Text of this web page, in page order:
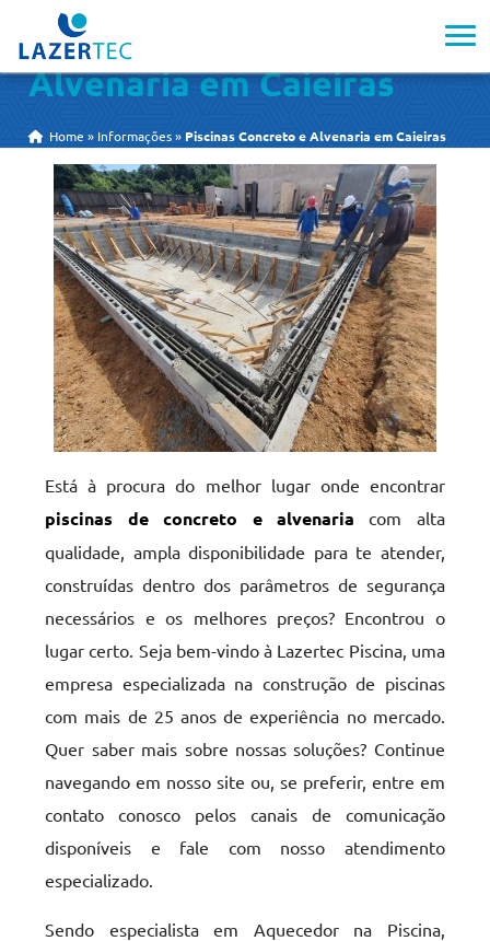
Piscinas Concreto e
Alvenaria em Caieiras
Home » Informações » Piscinas Concreto e Alvenaria em Caieiras
Está à procura do melhor lugar onde encontrar
piscinas de concreto e alvenaria com alta
qualidade, ampla disponibilidade para te atender,
construídas dentro dos parâmetros de segurança
necessários e os melhores preços? Encontrou o
lugar certo. Seja bem-vindo à Lazertec Piscina, uma
empresa especializada na construção de piscinas
com mais de 25 anos de experiência no mercado.
Quer saber mais sobre nossas soluções? Continue
navegando em nosso site ou, se preferir, entre em
contato conosco pelos canais de comunicação
disponíveis e fale com nosso atendimento
especializado.
Sendo especialista em Aquecedor na Piscina,